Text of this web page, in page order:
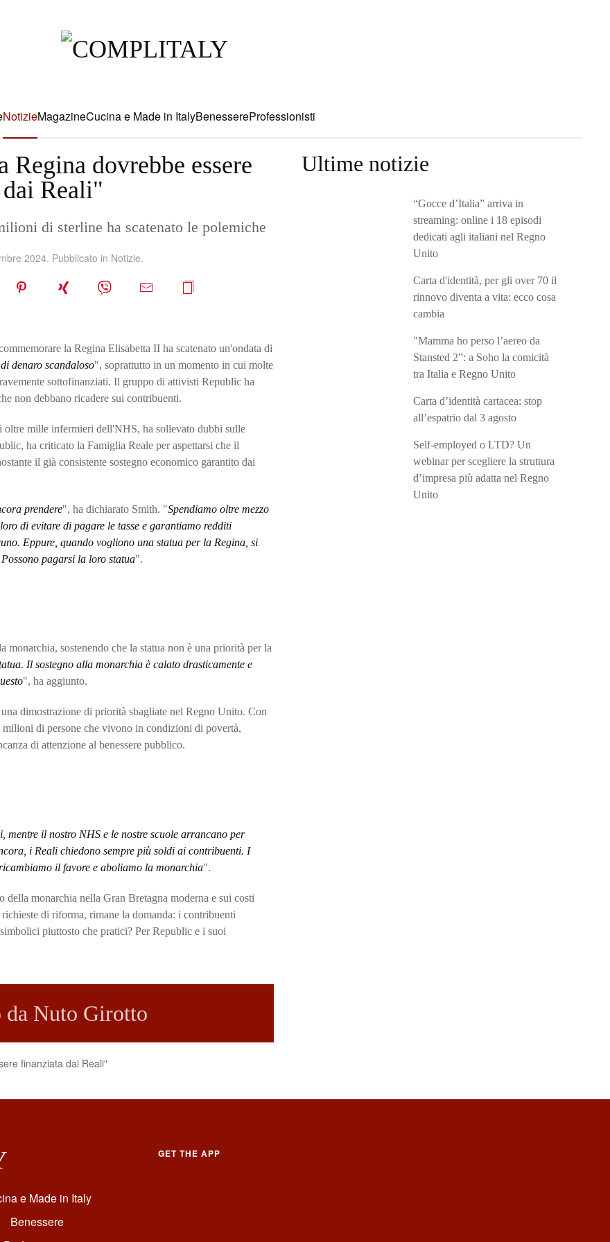
NotizieMagazineCucina e Made in ItalyBenessereProfessionisti
dovrebbe essere
Reali"
di sterline ha scatenato le polemiche
2024. Pubblicato in Notizie.
la Regina Elisabetta II ha scatenato un'ondata di
denaro scandaloso", soprattutto in un momento in cui molte
sottofinanziati. Il gruppo di attivisti Republic ha
non debbano ricadere sui contribuenti.
mille infermieri dell'NHS, ha sollevato dubbi sulle
ha criticato la Famiglia Reale per aspettarsi che il
il già consistente sostegno economico garantito dai
prendere", ha dichiarato Smith. "Spendiamo oltre mezzo
di evitare di pagare le tasse e garantiamo redditi
Eppure, quando vogliono una statua per la Regina, si
pagarsi la loro statua".
sostenendo che la statua non è una priorità per la
Il sostegno alla monarchia è calato drasticamente e
", ha aggiunto.
dimostrazione di priorità sbagliate nel Regno Unito. Con
di persone che vivono in condizioni di povertà,
di attenzione al benessere pubblico.
il nostro NHS e le nostre scuole arrancano per
i Reali chiedono sempre più soldi ai contribuenti. I
il favore e aboliamo la monarchia".
monarchia nella Gran Bretagna moderna e sui costi
di riforma, rimane la domanda: i contribuenti
piuttosto che pratici? Per Republic e i suoi
da Nuto Girotto
Ultime notizie
“Gocce d’Italia” arriva in
streaming: online i 18 episodi
dedicati agli italiani nel Regno
Unito
Carta d'identità, per gli over 70 il
rinnovo diventa a vita: ecco cosa
cambia
"Mamma ho perso l’aereo da
Stansted 2”: a Soho la comicità
tra Italia e Regno Unito
Carta d’identità cartacea: stop
all’espatrio dal 3 agosto
Self-employed o LTD? Un
webinar per scegliere la struttura
d’impresa più adatta nel Regno
Unito
finanziata dai Reali"
e Made in Italy
Benessere
GET THE APP